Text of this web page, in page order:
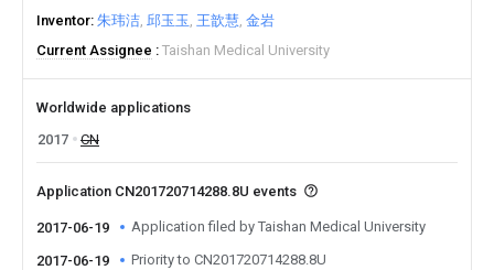
Inventor 朱玮洁 邱玉玉 王歆慧 金岩
Current Assignee
Taishan Medical University
Worldwide applications
2017
CN
Application CN201720714288.8U events
2017-06-19 Application filed by Taishan Medical University
2017-06-19 Priority to CN201720714288.8U